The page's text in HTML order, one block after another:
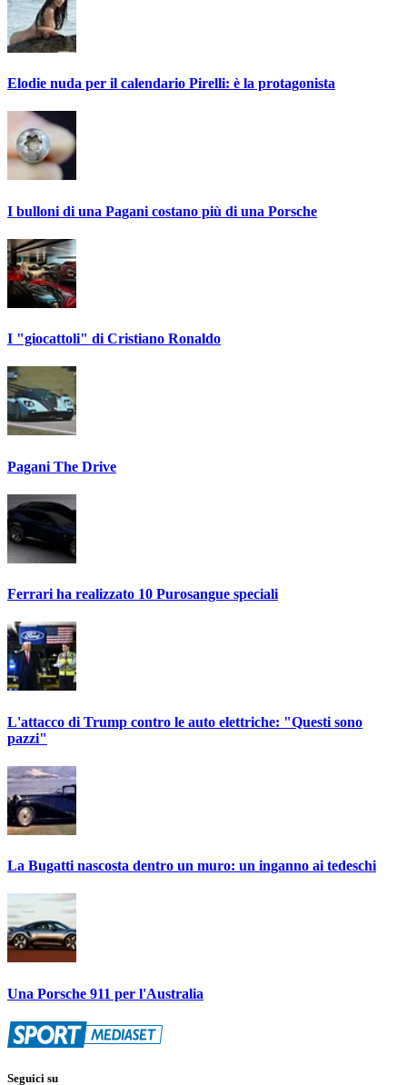
Elodie nuda per il calendario Pirelli: è la protagonista
I bulloni di una Pagani costano più di una Porsche
I "giocattoli" di Cristiano Ronaldo
Pagani The Drive
Ferrari ha realizzato 10 Purosangue speciali
L'attacco di Trump contro le auto elettriche: "Questi sono
pazzi"
La Bugatti nascosta dentro un muro: un inganno ai tedeschi
Una Porsche 911 per l'Australia
Seguici su